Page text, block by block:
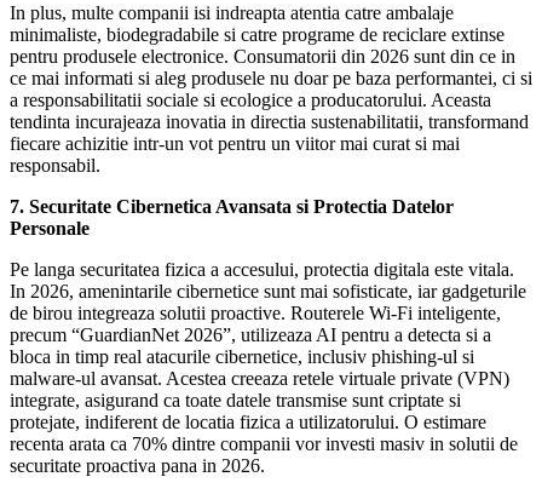
In plus, multe companii isi indreapta atentia catre ambalaje
minimaliste, biodegradabile si catre programe de reciclare extinse
pentru produsele electronice. Consumatorii din 2026 sunt din ce in
ce mai informati si aleg produsele nu doar pe baza performantei, ci si
a responsabilitatii sociale si ecologice a producatorului. Aceasta
tendinta incurajeaza inovatia in directia sustenabilitatii, transformand
fiecare achizitie intr-un vot pentru un viitor mai curat si mai
responsabil.
7. Securitate Cibernetica Avansata si Protectia Datelor
Personale
Pe langa securitatea fizica a accesului, protectia digitala este vitala.
In 2026, amenintarile cibernetice sunt mai sofisticate, iar gadgeturile
de birou integreaza solutii proactive. Routerele Wi-Fi inteligente,
precum “GuardianNet 2026”, utilizeaza AI pentru a detecta si a
bloca in timp real atacurile cibernetice, inclusiv phishing-ul si
malware-ul avansat. Acestea creeaza retele virtuale private (VPN)
integrate, asigurand ca toate datele transmise sunt criptate si
protejate, indiferent de locatia fizica a utilizatorului. O estimare
recenta arata ca 70% dintre companii vor investi masiv in solutii de
securitate proactiva pana in 2026.